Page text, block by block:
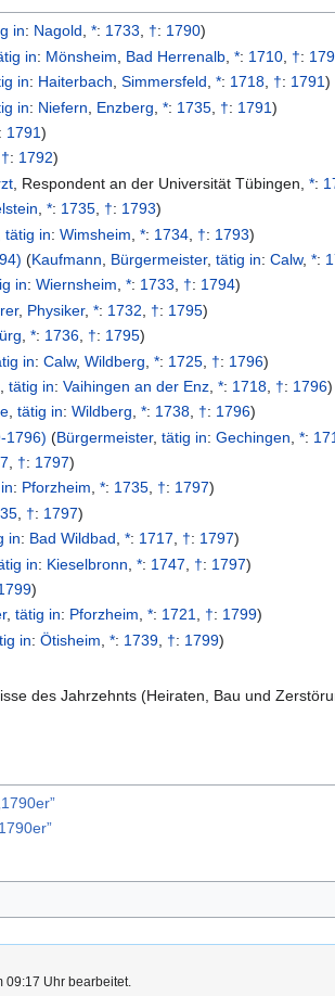
in: Nagold,*: 1733, †: 1790)
in: Mönsheim Bad Herrenalb ,*: 1710 †:
in: Haiterbach,Simmersfeld,*: 1718, †: 1791)
in: Niefern Enzberg ,*: 1735 †: 1791)
: 1791)
†: 1792)
Respondent an der Universität Tübingen ,*:
,*: 1735 †: 1793)
,tätig in:Wimsheim ,*: 1734 †: 1793)
(Kaufmann Bürgermeister,tätig in:Calw,*:
in:Wiernsheim,*: 1733, †: 1794)
, Physiker,*: 1732 †: 1795)
,*: 1736 †: 1795)
in:Calw,Wildberg ,*: 1725 †: 1796)
,tätig in:Vaihingen an der Enz ,*: 1718 †: 1796)
,tätig in:Wildberg,*: 1738, †: 1796)
1796) (Bürgermeister,tätig in:Gechingen ,*:
†: 1797)
: Pforzheim,*: 1735, †: 1797)
†: 1797)
in: Bad Wildbad,*: 1717, †: 1797)
in: Kieselbronn ,*: 1747 †: 1797)
)
,tätig in: Pforzheim,*: 1721, †: 1799)
in:Ötisheim ,*: 1739 †: 1799)
des Jahrzehnts (Heiraten, Bau und
„1790er”
09:17 Uhr bearbeitet.